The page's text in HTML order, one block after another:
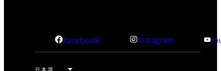
facebook Instagram